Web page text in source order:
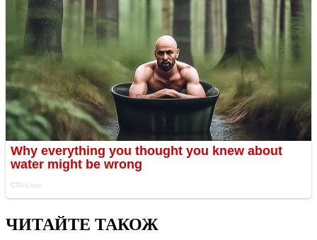
ЧИТАЙТЕ ТАКОЖ